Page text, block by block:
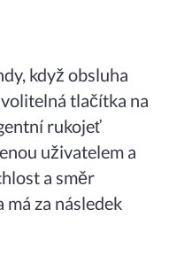
když obsluha
tlačítka na
rukojeť
uživatelem a
a směr
za následek